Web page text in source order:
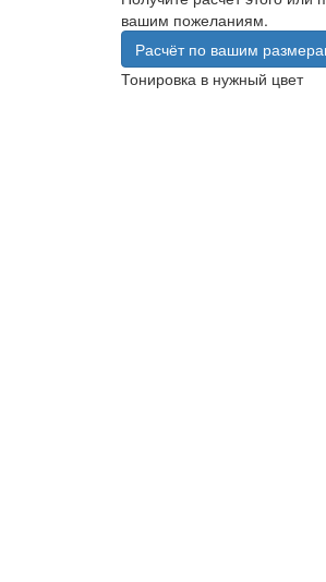
вашим пожеланиям.
Расчёт по вашим
Тонировка в нужный цвет